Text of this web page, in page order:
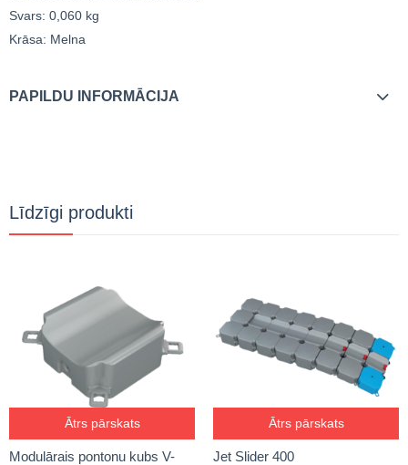
Svars: 0,060 kg
Krāsa: Melna
PAPILDU INFORMĀCIJA
Līdzīgi produkti
Ātrs pārskats
Modulārais pontonu kubs V-
Ātrs pārskats
Jet Slider 400